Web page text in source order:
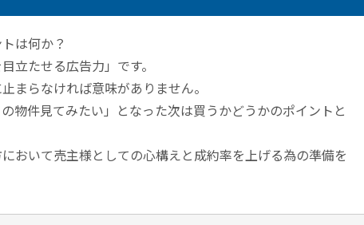
は何か？
立たせる広告力」です。
まらなければ意味がありません。
物件見てみたい」となった次は買うかどうかのポイントと
おいて売主様としての心構えと成約率を上げる為の準備を